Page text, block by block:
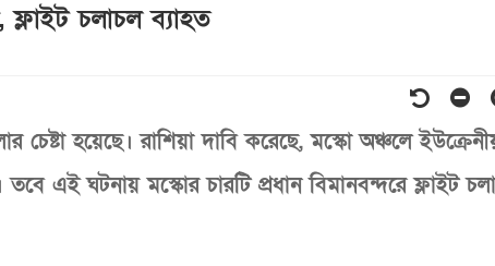
চলাচল ব্যাহত
চেষ্টা হয়েছে। রাশিয়া দাবি করেছে, মস্কো অঞ্চলে
তবে এই ঘটনায় মস্কোর চারটি প্রধান বিমানবন্দরে ফ্লাইট